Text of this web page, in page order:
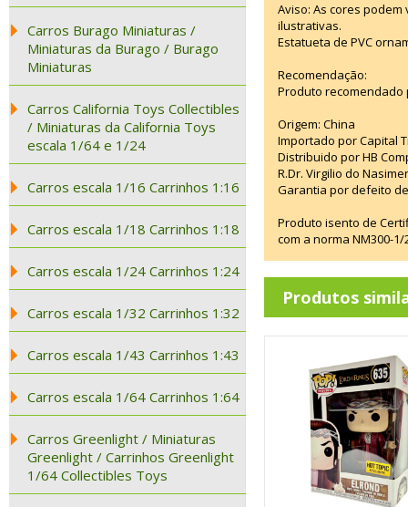
Carros Burago Miniaturas /
Miniaturas da Burago / Burago
Miniaturas
Carros California Toys Collectibles
/ Miniaturas da California Toys
escala 1/64 e 1/24
Carros escala 1/16 Carrinhos 1:16
Carros escala 1/18 Carrinhos 1:18
Carros escala 1/24 Carrinhos 1:24
Carros escala 1/32 Carrinhos 1:32
Carros escala 1/43 Carrinhos 1:43
Carros escala 1/64 Carrinhos 1:64
Carros Greenlight / Miniaturas
Greenlight / Carrinhos Greenlight
1/64 Collectibles Toys
Aviso: As cores
ilustrativas.
Estatueta de PVC
Recomendação:
Produto recomendado
Origem: China
Importado por Capital
Distribuido por HB
R.Dr. Virgilio do
Garantia por defeito
Produto isento de
com a norma NM300-
Produtos